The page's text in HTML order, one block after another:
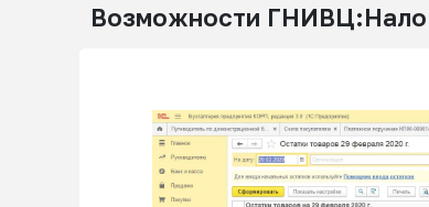
Возможности